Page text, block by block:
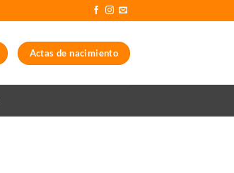
Actas de nacimiento